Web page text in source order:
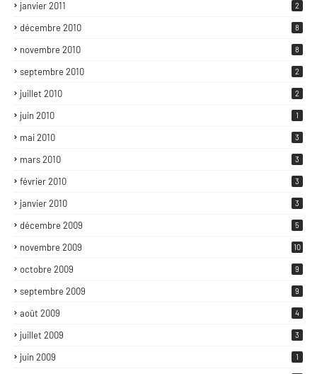
janvier 2011 2
décembre 2010 8
novembre 2010 8
septembre 2010 2
juillet 2010 2
juin 2010 1
mai 2010 3
mars 2010 3
février 2010 3
janvier 2010 3
décembre 2009 5
novembre 2009 10
octobre 2009 9
septembre 2009 9
août 2009 4
juillet 2009 3
juin 2009 1